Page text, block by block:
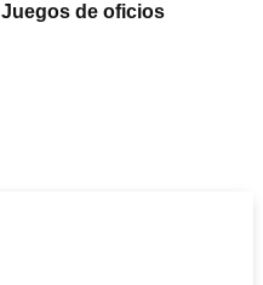
Juegos de oficios